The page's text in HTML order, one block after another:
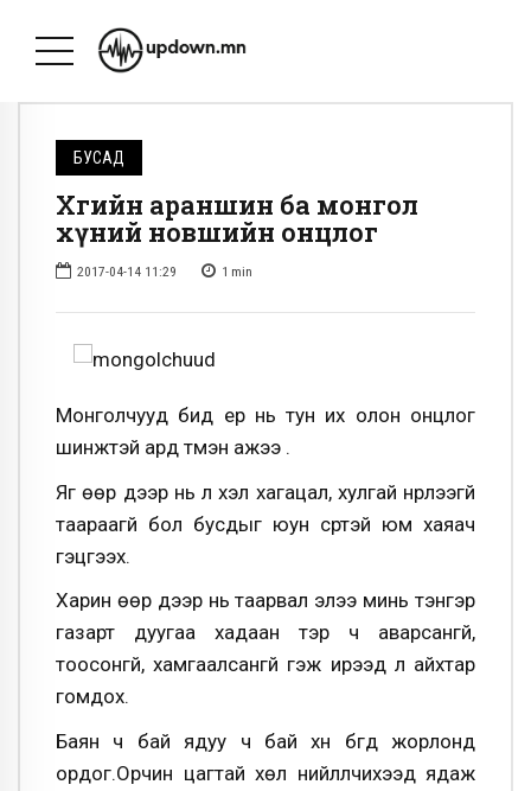
БУСАД
Хөгийн араншин ба монгол
хүний новшийн онцлог
2017-04-14 11:29 1 min
Монголчууд бид ер нь тун их олон онцлог
шинжтэй ард түмэн ажээ .
Яг өөр дээр нь л үхэл хагацал, хулгай нүүрлээгүй
таараагүй бол бусдыг юун сүртэй юм хаяач
гэцгээх.
Харин өөр дээр нь таарвал элээ минь тэнгэр
газарт дуугаа хадаан тэр ч аварсангүй,
тоосонгүй, хамгаалсангүй гэж ирээд л айхтар
гомдох.
Баян ч бай ядуу ч бай хүн бүгд жорлонд
ордог.Орчин цагтай хөл нийлүүлчихээд ядаж